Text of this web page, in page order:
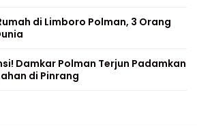
di Limboro Polman, 3 Orang
Damkar Polman Terjun Padamkan
di Pinrang